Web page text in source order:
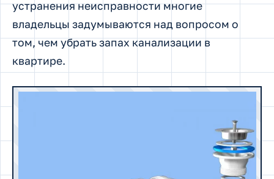
устранения неисправности многие
владельцы задумываются над вопросом о
том, чем убрать запах канализации в
квартире.